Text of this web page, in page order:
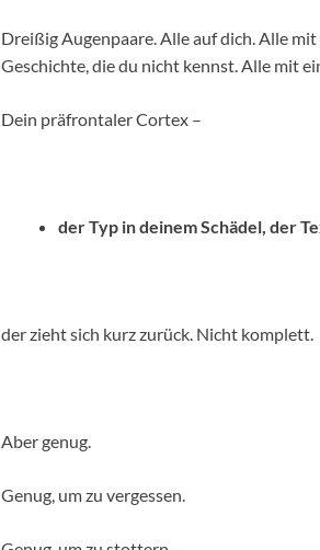
Dreißig Augenpaare. Alle auf dich. Alle
Geschichte, die du nicht kennst. Alle mit
Dein präfrontaler Cortex –
der Typ in deinem Schädel, der
der zieht sich kurz zurück. Nicht komplett.
Aber genug.
Genug, um zu vergessen.